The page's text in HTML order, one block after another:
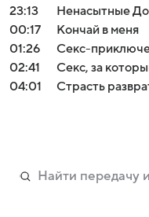
23:13
Ненасытные
00:17
Кончай в меня
01:26
Секс-
02:41
Секс, за
04:01
Страсть